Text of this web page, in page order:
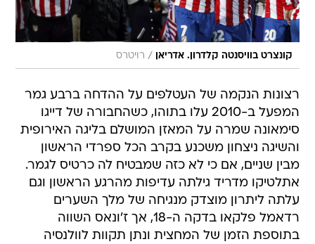
קונצרט בוויסנטה קלדרון. אדריאן / רויטרס
רצונות הנקמה של העטלפים על ההדחה ברבע גמר
המפעל ב-2010 עלו בתוהו, כשהחבורה של דייגו
סימאונה שמרה על המאזן המושלם בליגה האירופית
והשיגה ניצחון משכנע בקרב הכל ספרדי הראשון
מבין שניים, אם כי לא כזה שמבטיח לה כרטיס לגמר.
אתלטיקו מדריד גילתה עדיפות מהרגע הראשון וגם
עלתה ליתרון מוצדק מנגיחה של מלך השערים
רדאמל פלקאו בדקה ה-18, אך ז'ונאס השווה
בתוספת הזמן של המחצית ונתן תקוות לוולנסיה